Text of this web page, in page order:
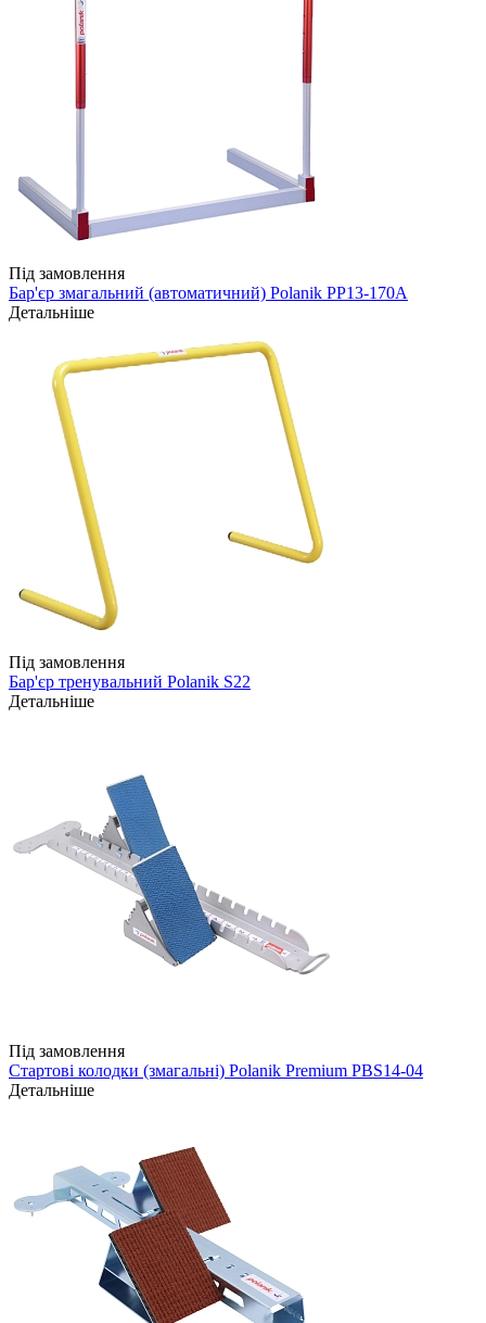
Під замовлення
Бар'єр змагальний (автоматичний) Polanik PP13-170A
Детальніше
Під замовлення
Бар'єр тренувальний Polanik S22
Детальніше
Під замовлення
Стартові колодки (змагальні) Polanik Premium PBS14-04
Детальніше